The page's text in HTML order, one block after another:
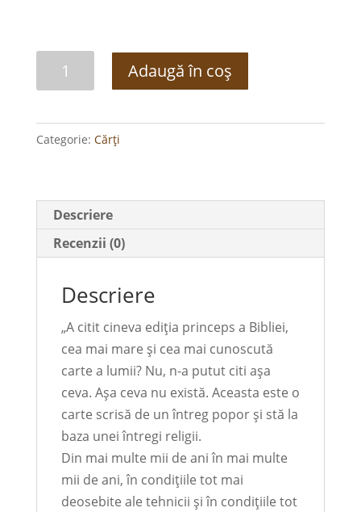
Cartea
(vol
1+2)
Adaugă în coș
Categorie: Cărți
Descriere
Recenzii (0)
Descriere
„A citit cineva ediția princeps a Bibliei,
cea mai mare și cea mai cunoscută
carte a lumii? Nu, n-a putut citi așa
ceva. Așa ceva nu există. Aceasta este o
carte scrisă de un întreg popor și stă la
baza unei întregi religii.
Din mai multe mii de ani în mai multe
mii de ani, în condițiile tot mai
deosebite ale tehnicii și în condițiile tot